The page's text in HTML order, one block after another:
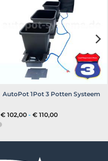
AutoPot 1Pot 3 Potten Systeem
€ 102,00 - € 110,00Prijsklasse: